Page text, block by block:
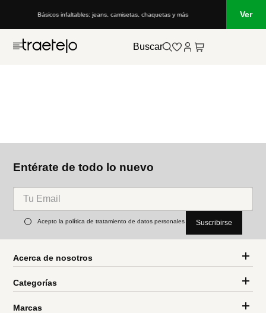
Básicos infaltables: jeans, camisetas, chaquetas y más Ver
Buscar
Entérate de todo lo nuevo
Acepto la política de tratamiento de datos personales Suscribirse
Acerca de nosotros
Categorías
Marcas